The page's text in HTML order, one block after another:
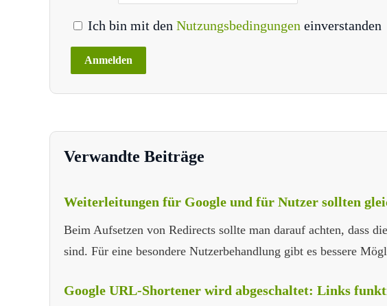
Ich bin mit den Nutzungsbedingungen einverstanden
Verwandte Beiträge
Weiterleitungen für Google und für Nutzer sollten
Beim Aufsetzen von Redirects sollte man darauf achten, dass
sind. Für eine besondere Nutzerbehandlung gibt es bessere
Google URL-Shortener wird abgeschaltet: Links